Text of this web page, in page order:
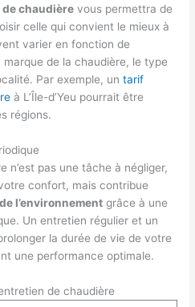
de chaudière vous permettra de
celle qui convient le mieux à
varier en fonction de
de la chaudière, le type
Par exemple, untarif
à L’Île-d’Yeu pourrait être
régions.
n’est pas une tâche à négliger,
confort, mais contribue
l’environnement grâce à une
Un entretien régulier et un
la durée de vie de votre
une performance optimale.
de chaudière